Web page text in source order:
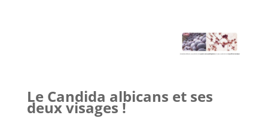
Le Candida albicans et ses
deux visages !